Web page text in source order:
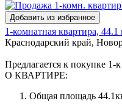
Добавить из избранное
1-комнатная квартира, 44.1
Краснодарский край,
Предлагается к покупке
О КВАРТИРЕ:
Общая площадь